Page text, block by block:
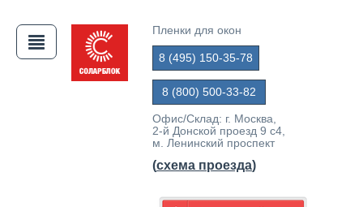
Пленки для окон
8 (495) 150-35-78
8 (800) 500-33-82
Офис/Склад: г. Москва,
2-й Донской проезд 9 с4,
м. Ленинский проспект
(схема проезда)